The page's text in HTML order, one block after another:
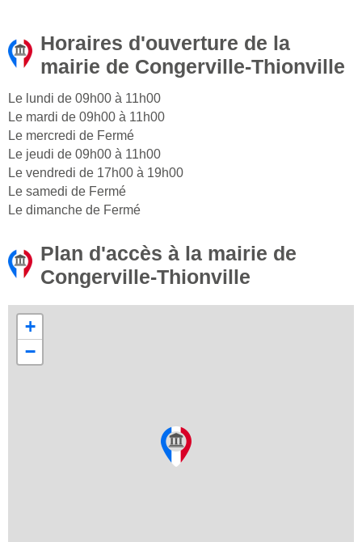
Horaires d'ouverture de la
mairie de Congerville-Thionville
Le lundi de 09h00 à 11h00
Le mardi de 09h00 à 11h00
Le mercredi de Fermé
Le jeudi de 09h00 à 11h00
Le vendredi de 17h00 à 19h00
Le samedi de Fermé
Le dimanche de Fermé
Plan d'accès à la mairie de
Congerville-Thionville
+
−